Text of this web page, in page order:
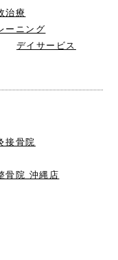
治療
ーニング
デイサービス
接骨院
骨院 沖縄店